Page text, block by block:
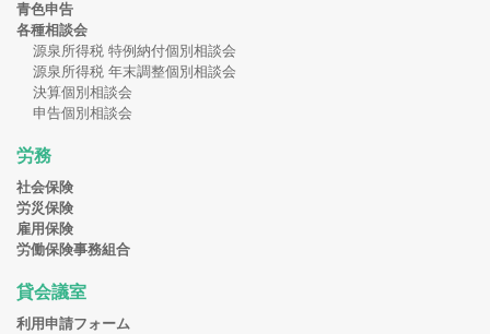
青色申告
各種相談会
源泉所得税 特例納付個別相談会
源泉所得税 年末調整個別相談会
決算個別相談会
申告個別相談会
労務
社会保険
労災保険
雇用保険
労働保険事務組合
貸会議室
利用申請フォーム